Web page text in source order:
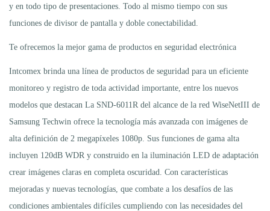
y en todo tipo de presentaciones. Todo al mismo tiempo con sus
funciones de divisor de pantalla y doble conectabilidad.
Te ofrecemos la mejor gama de productos en seguridad electrónica
Intcomex brinda una línea de productos de seguridad para un eficiente
monitoreo y registro de toda actividad importante, entre los nuevos
modelos que destacan La SND-6011R del alcance de la red WiseNetIII de
Samsung Techwin ofrece la tecnología más avanzada con imágenes de
alta definición de 2 megapíxeles 1080p. Sus funciones de gama alta
incluyen 120dB WDR y construido en la iluminación LED de adaptación
crear imágenes claras en completa oscuridad. Con características
mejoradas y nuevas tecnologías, que combate a los desafíos de las
condiciones ambientales difíciles cumpliendo con las necesidades del